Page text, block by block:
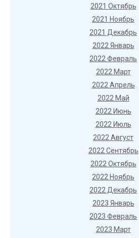
2021 Октябрь
2021 Ноябрь
2021 Декабрь
2022 Январь
2022 Февраль
2022 Март
2022 Апрель
2022 Май
2022 Июнь
2022 Июль
2022 Август
2022 Сентябрь
2022 Октябрь
2022 Ноябрь
2022 Декабрь
2023 Январь
2023 Февраль
2023 Март